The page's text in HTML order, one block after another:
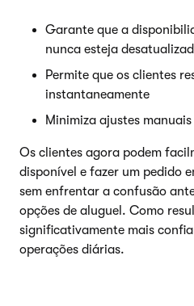
Garante que a
nunca esteja
Permite que os clientes
instantaneamente
Minimiza ajustes
Os clientes agora podem
disponível e fazer um pedido
sem enfrentar a confusão
opções de aluguel. Como
significativamente mais
operações diárias.